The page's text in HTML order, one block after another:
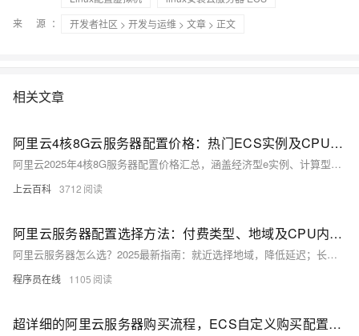
来 源：
开发者社区 > 开发与运维 > 文章 > 正文
相关文章
阿里云4核8G云服务器配置价格：热门ECS实例及CPU处理器型号说明
阿里云2025年4核8G服务器配置价格汇总，涵盖经济型e实例、计算型c9i等热门ECS实例，CPU含Intel Xeon及AMD EPYC系列，月费159元起，年付低至1578元，按小时计费0.45元起，实际购买享折扣优惠。
上云百科 3712
阿里云服务器配置选择方法：付费类型、地域及CPU内存配置全解析
阿里云服务器怎么选？2025最新指南：就近选择地域，降低延迟；长期使用选包年包月，短期灵活选按量付费；企业选2核4G5M仅199元/年，个人选2核2G3M低至99元/年，高性价比爆款推荐，轻松上云。
程序员在线 1105
超详细的阿里云服务器购买流程，ECS自定义购买配置教程